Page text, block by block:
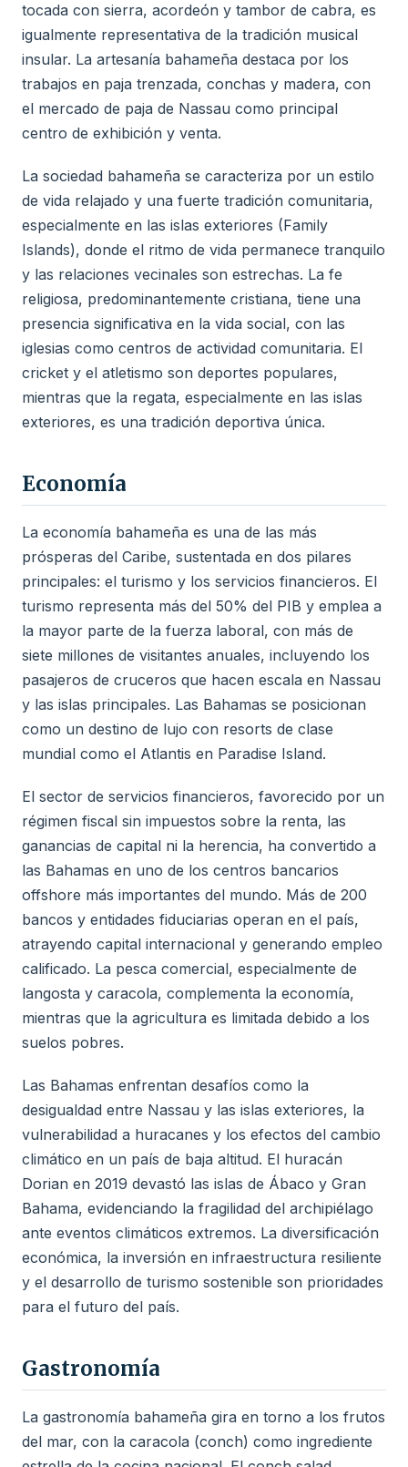
tocada con sierra, acordeón y tambor de cabra, es
igualmente representativa de la tradición musical
insular. La artesanía bahameña destaca por los
trabajos en paja trenzada, conchas y madera, con
el mercado de paja de Nassau como principal
centro de exhibición y venta.
La sociedad bahameña se caracteriza por un estilo
de vida relajado y una fuerte tradición comunitaria,
especialmente en las islas exteriores (Family
Islands), donde el ritmo de vida permanece tranquilo
y las relaciones vecinales son estrechas. La fe
religiosa, predominantemente cristiana, tiene una
presencia significativa en la vida social, con las
iglesias como centros de actividad comunitaria. El
cricket y el atletismo son deportes populares,
mientras que la regata, especialmente en las islas
exteriores, es una tradición deportiva única.
Economía
La economía bahameña es una de las más
prósperas del Caribe, sustentada en dos pilares
principales: el turismo y los servicios financieros. El
turismo representa más del 50% del PIB y emplea a
la mayor parte de la fuerza laboral, con más de
siete millones de visitantes anuales, incluyendo los
pasajeros de cruceros que hacen escala en Nassau
y las islas principales. Las Bahamas se posicionan
como un destino de lujo con resorts de clase
mundial como el Atlantis en Paradise Island.
El sector de servicios financieros, favorecido por un
régimen fiscal sin impuestos sobre la renta, las
ganancias de capital ni la herencia, ha convertido a
las Bahamas en uno de los centros bancarios
offshore más importantes del mundo. Más de 200
bancos y entidades fiduciarias operan en el país,
atrayendo capital internacional y generando empleo
calificado. La pesca comercial, especialmente de
langosta y caracola, complementa la economía,
mientras que la agricultura es limitada debido a los
suelos pobres.
Las Bahamas enfrentan desafíos como la
desigualdad entre Nassau y las islas exteriores, la
vulnerabilidad a huracanes y los efectos del cambio
climático en un país de baja altitud. El huracán
Dorian en 2019 devastó las islas de Ábaco y Gran
Bahama, evidenciando la fragilidad del archipiélago
ante eventos climáticos extremos. La diversificación
económica, la inversión en infraestructura resiliente
y el desarrollo de turismo sostenible son prioridades
para el futuro del país.
Gastronomía
La gastronomía bahameña gira en torno a los frutos
del mar, con la caracola (conch) como ingrediente